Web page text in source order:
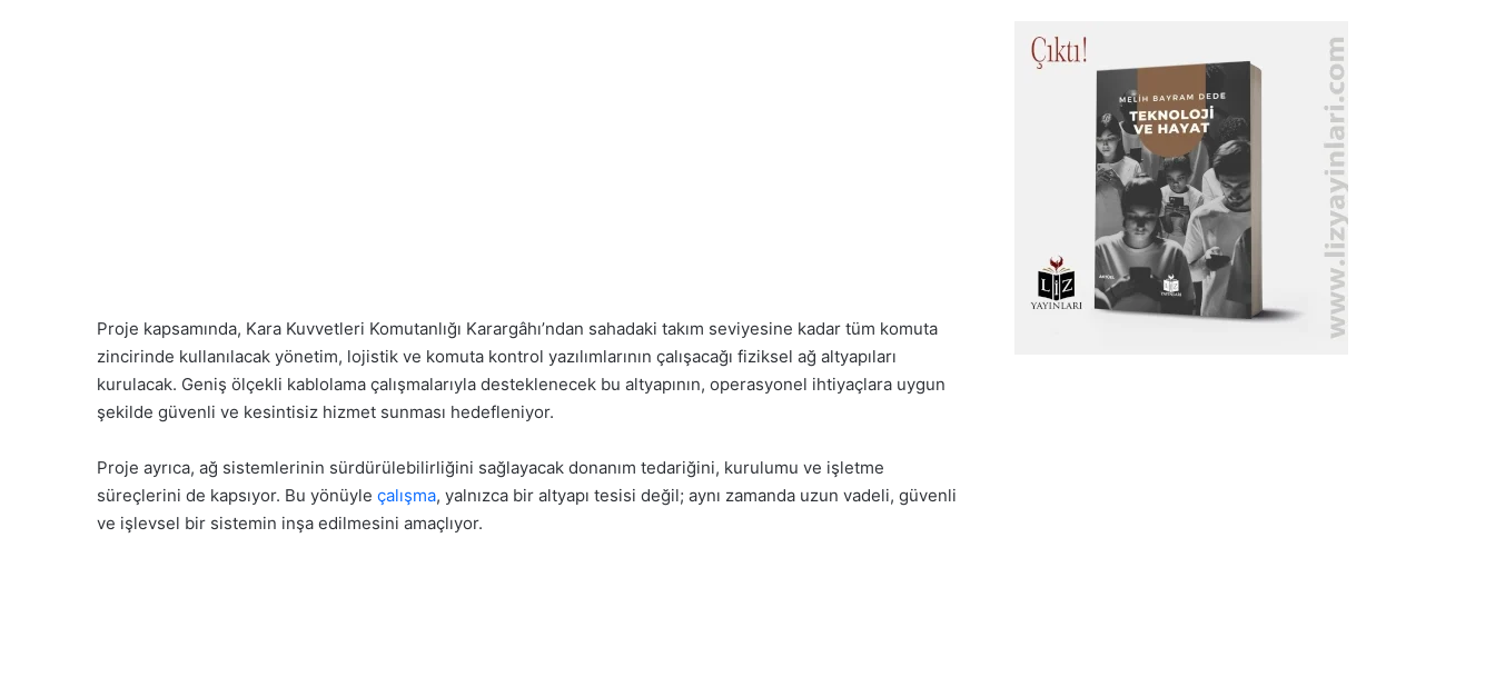
Proje kapsamında, Kara Kuvvetleri Komutanlığı Karargâhı’ndan sahadaki takım seviyesine kadar tüm komuta
zincirinde kullanılacak yönetim, lojistik ve komuta kontrol yazılımlarının çalışacağı fiziksel ağ altyapıları
kurulacak. Geniş ölçekli kablolama çalışmalarıyla desteklenecek bu altyapının, operasyonel ihtiyaçlara uygun
şekilde güvenli ve kesintisiz hizmet sunması hedefleniyor.
Proje ayrıca, ağ sistemlerinin sürdürülebilirliğini sağlayacak donanım tedariğini, kurulumu ve işletme
süreçlerini de kapsıyor. Bu yönüyle çalışma, yalnızca bir altyapı tesisi değil; aynı zamanda uzun vadeli, güvenli
ve işlevsel bir sistemin inşa edilmesini amaçlıyor.